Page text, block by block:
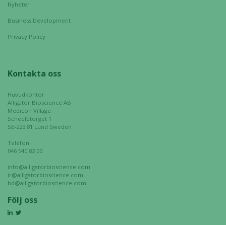
Nyheter
Business Development
Privacy Policy
Kontakta oss
Huvudkontor
Alligator Bioscience AB
Medicon Village
Scheeletorget 1
SE-223 81 Lund Sweden
Telefon:
046 540 82 00
info@alligatorbioscience.com
ir@alligatorbioscience.com
bd@alligatorbioscience.com
Följ oss